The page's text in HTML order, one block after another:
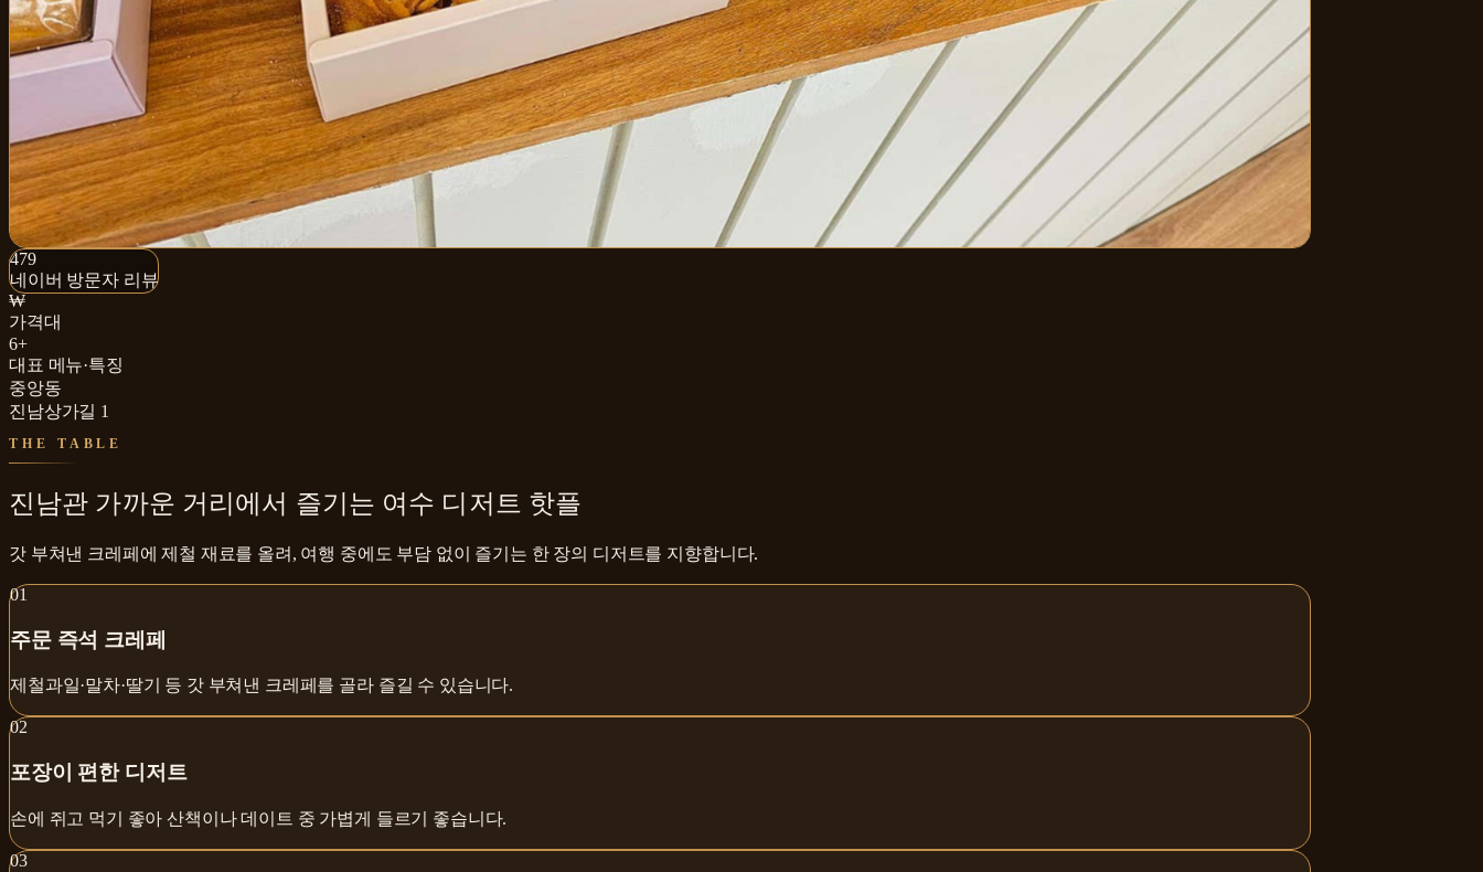
479
네이버 방문자 리뷰
479+
네이버 방문자 리뷰
₩
가격대
6+
대표 메뉴·특징
중앙동
진남상가길 1
THE TABLE
진남관 가까운 거리에서 즐기는 여수 디저트 핫플
갓 부쳐낸 크레페에 제철 재료를 올려, 여행 중에도 부담 없이 즐기는 한 장의 디저트를 지향합니다.
01
주문 즉석 크레페
제철과일·말차·딸기 등 갓 부쳐낸 크레페를 골라 즐길 수 있습니다.
02
포장이 편한 디저트
손에 쥐고 먹기 좋아 산책이나 데이트 중 가볍게 들르기 좋습니다.
03